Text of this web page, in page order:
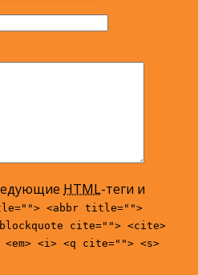
HTML-теги и
<abbr title="">
cite=""> <cite>
<em> <i> <q cite=""> <s>